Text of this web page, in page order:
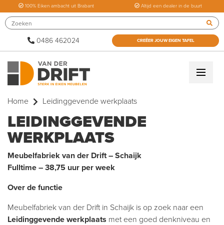
100% Eiken ambacht uit Brabant Altijd een dealer in de buurt
0486 462024 CREËER JOUW EIGEN TAFEL
Home Leidinggevende werkplaats
LEIDINGGEVENDE
WERKPLAATS
Meubelfabriek van der Drift – Schaijk
Fulltime – 38,75 uur per week
Over de functie
Meubelfabriek van der Drift in Schaijk is op zoek naar een
Leidinggevende werkplaats met een goed denkniveau en